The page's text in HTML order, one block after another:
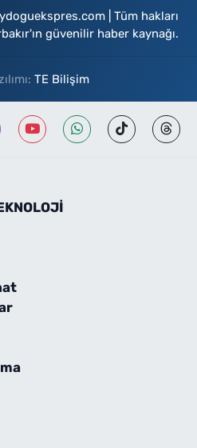
| Tüm hakları
güvenilir haber kaynağı.
TE Bilişim